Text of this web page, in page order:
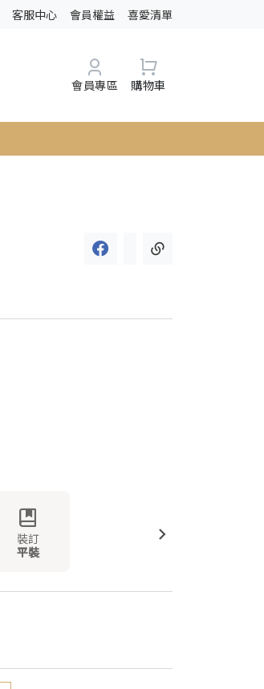
客服中心 會員權益 喜愛清單
會員專區 購物車
裝訂
平裝